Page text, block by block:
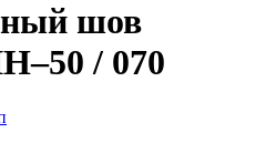
шов
/ 070